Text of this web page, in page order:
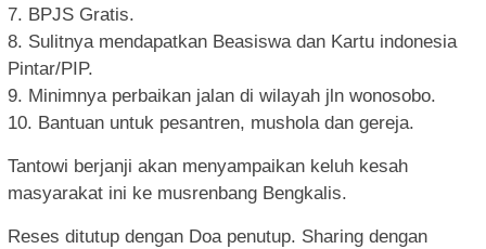
7. BPJS Gratis.
8. Sulitnya mendapatkan Beasiswa dan Kartu indonesia
Pintar/PIP.
9. Minimnya perbaikan jalan di wilayah jln wonosobo.
10. Bantuan untuk pesantren, mushola dan gereja.
Tantowi berjanji akan menyampaikan keluh kesah
masyarakat ini ke musrenbang Bengkalis.
Reses ditutup dengan Doa penutup. Sharing dengan